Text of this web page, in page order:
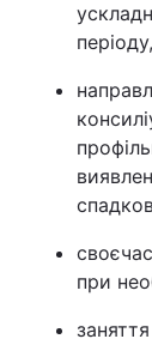
при